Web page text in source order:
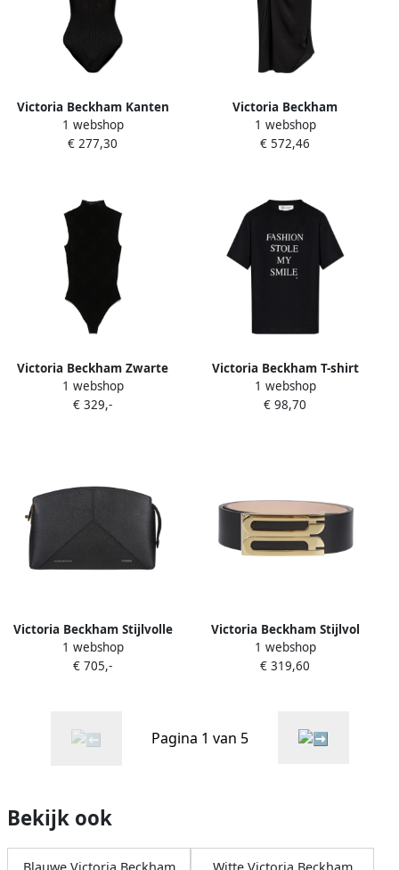
Victoria Beckham Kanten
bodysuit Black Dames
1 webshop
€ 277,30
Victoria Beckham
Gedrapeerde rok Black
Dames
1 webshop
€ 572,46
Victoria Beckham Zwarte
Top voor Vrouwen Black
Dames
1 webshop
€ 329,-
Victoria Beckham T-shirt
met print Black Dames
1 webshop
€ 98,70
Victoria Beckham Stijlvolle
Leren Handtas Black Dames
1 webshop
€ 705,-
Victoria Beckham Stijlvol
Frame Riem Black Dames
1 webshop
€ 319,60
Pagina 1 van 5
Bekijk ook